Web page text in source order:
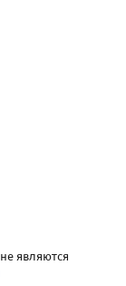
являются